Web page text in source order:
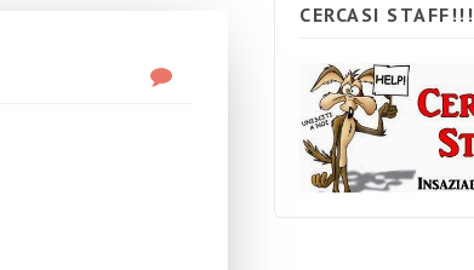
CERCASI STAFF!!!